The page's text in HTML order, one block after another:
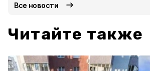
Все новости
Читайте также